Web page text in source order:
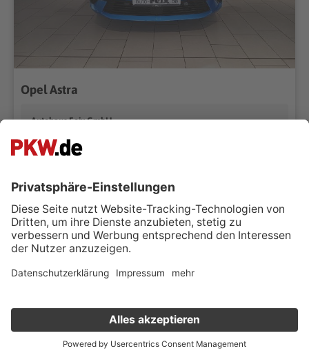
Opel Astra
Autohaus Feix GmbH
44789 Bochum
6.069 km
05/2024
96 kW (131 PS)
Benzin
Limousine
132g CO₂/km (komb.)* | CO₂-Klasse D*
MwSt. ausweisbar
Verkauf deinen Gebrauchten online